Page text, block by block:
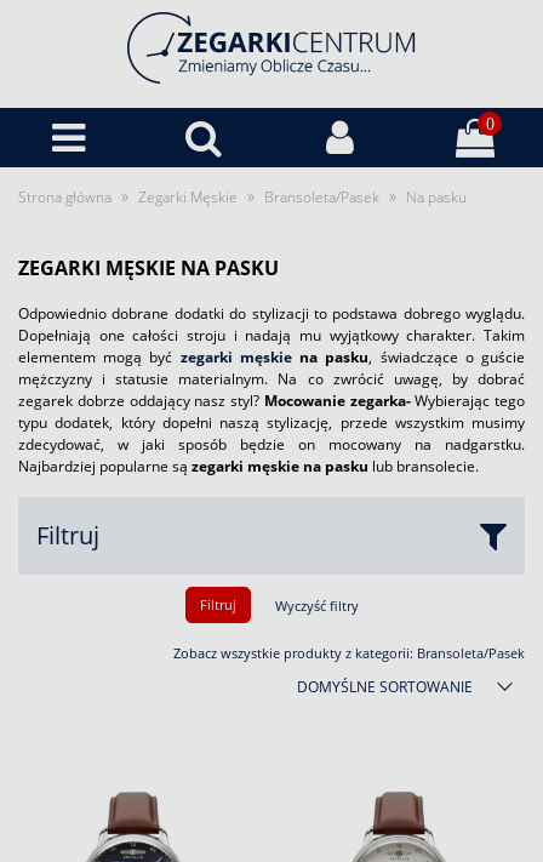
0
Strona główna » Zegarki Męskie » Bransoleta/Pasek » Na pasku
ZEGARKI MĘSKIE NA PASKU
Odpowiednio dobrane dodatki do stylizacji to podstawa dobrego wyglądu.
Dopełniają one całości stroju i nadają mu wyjątkowy charakter. Takim
elementem mogą być zegarki męskiena pasku, świadczące o guście
mężczyzny i statusie materialnym. Na co zwrócić uwagę, by dobrać
zegarek dobrze oddający nasz styl? Mocowanie zegarka-Wybierając tego
typu dodatek, który dopełni naszą stylizację, przede wszystkim musimy
zdecydować, w jaki sposób będzie on mocowany na nadgarstku.
Najbardziej popularne są zegarki męskie na pasku lub bransolecie.
Filtruj
Filtruj Wyczyść filtry
Zobacz wszystkie produkty z kategorii: Bransoleta/Pasek
DOMYŚLNE SORTOWANIE